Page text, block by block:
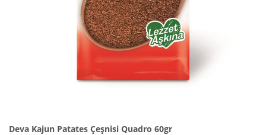
Deva Kajun Patates Çeşnisi Quadro 60gr